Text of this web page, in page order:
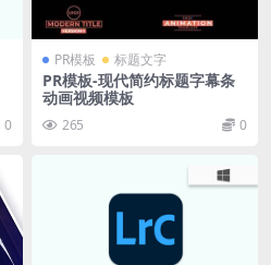
0
PR模板 标题文字
PR模板-现代简约标题字幕条
动画视频模板
265 0